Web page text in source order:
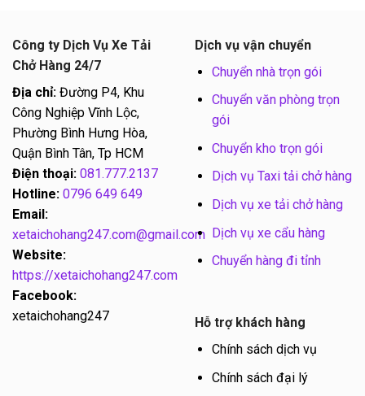
Công ty Dịch Vụ Xe Tải
Chở Hàng 24/7
Địa chỉ: Đường P4, Khu
Công Nghiệp Vĩnh Lộc,
Phường Bình Hưng Hòa,
Quận Bình Tân, Tp HCM
Điện thoại: 081.777.2137
Hotline: 0796 649 649
Email:
xetaichohang247.com@gmail.com
Website:
https://xetaichohang247.com
Facebook:
xetaichohang247
Dịch vụ vận chuyển
Chuyển nhà trọn gói
Chuyển văn phòng trọn
gói
Chuyển kho trọn gói
Dịch vụ Taxi tải chở hàng
Dịch vụ xe tải chở hàng
Dịch vụ xe cẩu hàng
Chuyển hàng đi tỉnh
Hỗ trợ khách hàng
Chính sách dịch vụ
Chính sách đại lý